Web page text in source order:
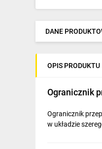
Pneumatyka
Dom i ogród
DANE
OPIS PRODUKTU
Ogranicznik
Ogranicznik
w układzie